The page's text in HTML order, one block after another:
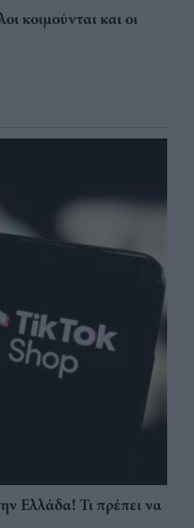
κοιμούνται και οι
Ελλάδα! Τι πρέπει να